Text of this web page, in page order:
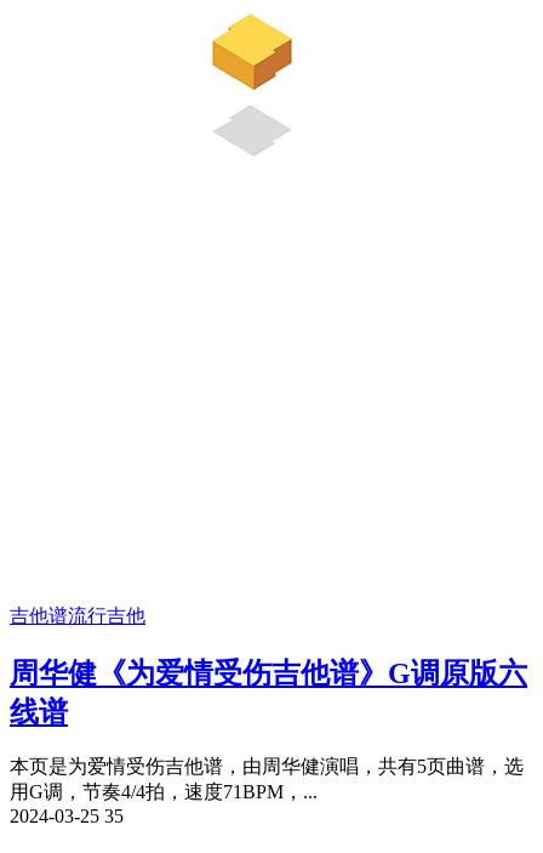
吉他谱流行吉他
周华健《为爱情受伤吉他谱》G调原版六
线谱
本页是为爱情受伤吉他谱，由周华健演唱，共有5页曲谱，选
用G调，节奏4/4拍，速度71BPM，...
2024-03-25 35